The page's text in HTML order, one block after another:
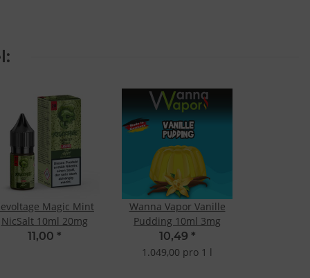
Magic Mint
NicSalt 10ml 20mg
11,00 *
Wanna Vapor Vanille
Pudding 10ml 3mg
10,49 *
1.049,00 pro 1 l